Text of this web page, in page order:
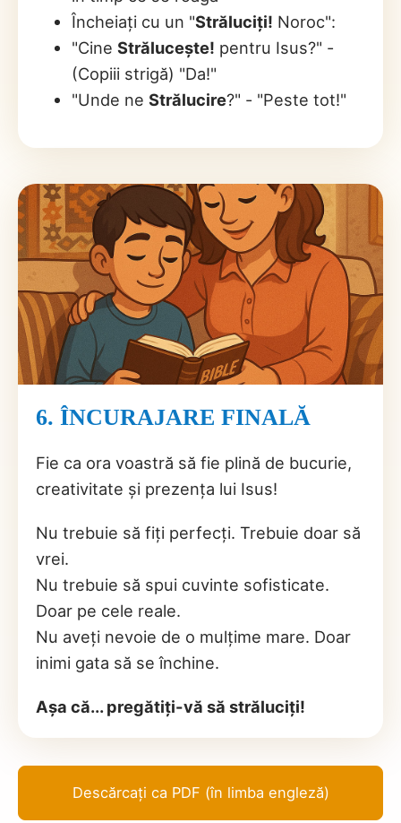
Încheiați cu un "Străluciți! Noroc":
"Cine Strălucește! pentru Isus?" -
(Copiii strigă) "Da!"
"Unde ne Strălucire?" - "Peste tot!"
6. ÎNCURAJARE FINALĂ
Fie ca ora voastră să fie plină de bucurie,
creativitate și prezența lui Isus!
Nu trebuie să fiți perfecți. Trebuie doar să
vrei.
Nu trebuie să spui cuvinte sofisticate.
Doar pe cele reale.
Nu aveți nevoie de o mulțime mare. Doar
inimi gata să se închine.
Așa că... pregătiți-vă să străluciți!
Descărcați ca PDF (în limba engleză)